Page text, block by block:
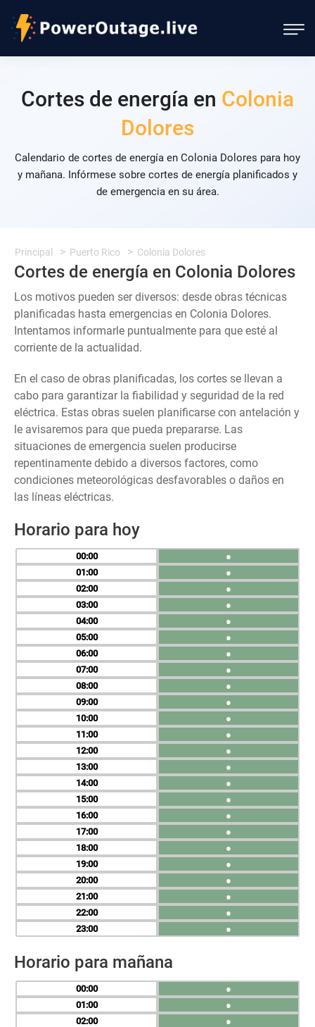
Cortes de energía en Colonia
Dolores
Calendario de cortes de energía en Colonia Dolores para hoy
y mañana. Infórmese sobre cortes de energía planificados y
de emergencia en su área.
Principal Puerto Rico Colonia Dolores
Cortes de energía en Colonia Dolores
Los motivos pueden ser diversos: desde obras técnicas
planificadas hasta emergencias en Colonia Dolores.
Intentamos informarle puntualmente para que esté al
corriente de la actualidad.
En el caso de obras planificadas, los cortes se llevan a
cabo para garantizar la fiabilidad y seguridad de la red
eléctrica. Estas obras suelen planificarse con antelación y
le avisaremos para que pueda prepararse. Las
situaciones de emergencia suelen producirse
repentinamente debido a diversos factores, como
condiciones meteorológicas desfavorables o daños en
las líneas eléctricas.
Horario para hoy
00
01
02
03
04
05
06
07
08
09
10
11
12
13
14
15
16
17
18
19
20
21
22
23
●
●
●
●
●
●
●
●
●
●
●
●
●
●
●
●
●
●
●
●
●
●
●
●
Horario para mañana
00
01
02
●
●
●